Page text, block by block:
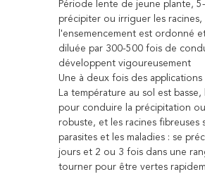
Période lente de jeune plante,
précipiter ou irriguer les
l'ensemencement est ordonné
diluée par 300-500 fois de
développent vigoureusement
Une à deux fois des
La température au sol est
pour conduire la précipitation
robuste, et les racines fibreuses
parasites et les maladies : se
jours et 2 ou 3 fois dans une
tourner pour être vertes